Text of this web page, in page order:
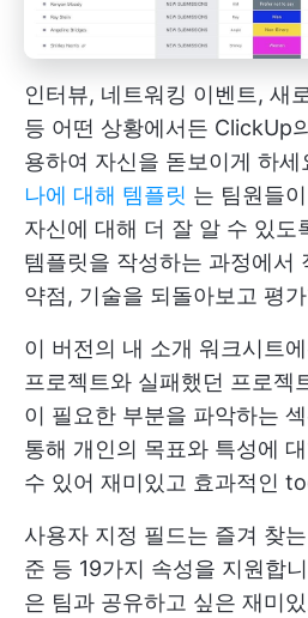
인터뷰, 네트워킹 이벤트, 새
등 어떤 상황에서든 ClickUp
용하여 자신을 돋보이게 하세
나에 대해 템플릿 는 팀원들
자신에 대해 더 잘 알 수 있도
템플릿을 작성하는 과정에서
약점, 기술을 되돌아보고 평
이 버전의 내 소개 워크시트
프로젝트와 실패했던 프로젝
이 필요한 부분을 파악하는
통해 개인의 목표와 특성에
수 있어 재미있고 효과적인
사용자 지정 필드는 즐겨 찾
준 등 19가지 속성을 지원합
은 팀과 공유하고 싶은 재미